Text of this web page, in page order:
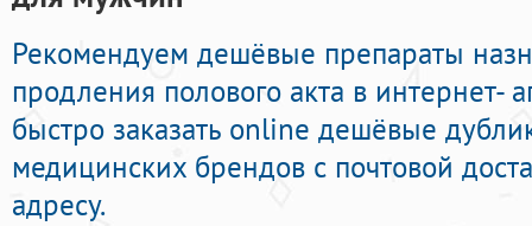
Рекомендуем дешёвые препараты
продления полового акта в интернет-
быстро заказать online дешёвые
медицинских брендов с почтовой
адресу.